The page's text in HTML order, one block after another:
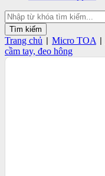
Trang chủ Micro TOA
cầm tay, đeo hông